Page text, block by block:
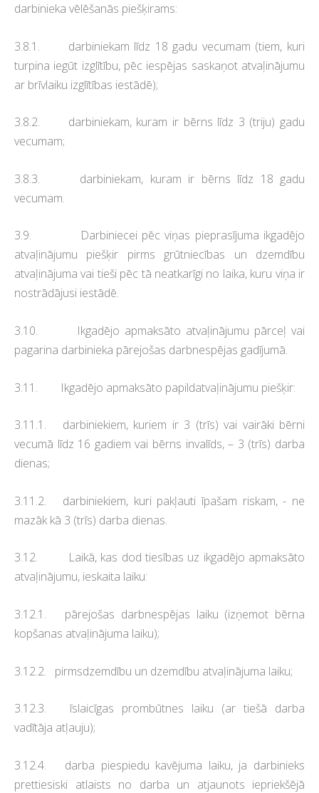
darbinieka vēlēšanās piešķirams:
3.8.1. darbiniekam līdz 18 gadu vecumam (tiem, kuri
turpina iegūt izglītību, pēc iespējas saskaņot atvaļinājumu
ar brīvlaiku izglītības iestādē);
3.8.2. darbiniekam, kuram ir bērns līdz 3 (triju) gadu
vecumam;
3.8.3. darbiniekam, kuram ir bērns līdz 18 gadu
vecumam.
3.9. Darbiniecei pēc viņas pieprasījuma ikgadējo
atvaļinājumu piešķir pirms grūtniecības un dzemdību
atvaļinājuma vai tieši pēc tā neatkarīgi no laika, kuru viņa ir
nostrādājusi iestādē.
3.10. Ikgadējo apmaksāto atvaļinājumu pārceļ vai
pagarina darbinieka pārejošas darbnespējas gadījumā.
3.11. Ikgadējo apmaksāto papildatvaļinājumu piešķir:
3.11.1. darbiniekiem, kuriem ir 3 (trīs) vai vairāki bērni
vecumā līdz 16 gadiem vai bērns invalīds, – 3 (trīs) darba
dienas;
3.11.2. darbiniekiem, kuri pakļauti īpašam riskam, - ne
mazāk kā 3 (trīs) darba dienas.
3.12. Laikā, kas dod tiesības uz ikgadējo apmaksāto
atvaļinājumu, ieskaita laiku:
3.12.1. pārejošas darbnespējas laiku (izņemot bērna
kopšanas atvaļinājuma laiku);
3.12.2. pirmsdzemdību un dzemdību atvaļinājuma laiku;
3.12.3. īslaicīgas prombūtnes laiku (ar tiešā darba
vadītāja atļauju);
3.12.4. darba piespiedu kavējuma laiku, ja darbinieks
prettiesiski atlaists no darba un atjaunots iepriekšējā